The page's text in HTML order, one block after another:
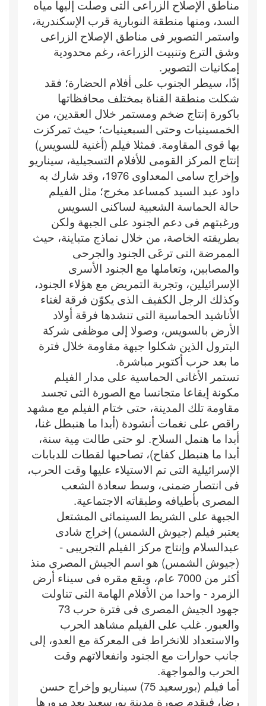
مناطق الإصلاح الزراعى التى وصلت إليها مياه
السد، ومنها منطقة النوبارية قرب الإسكندرية،
واستمر التصوير فى مناطق الإصلاح الزراعى
وشق الترع وتنبيت الزراعة، رغم محدودية
إمكانيات التصوير.
إذًا، سيطر الجنوب على أفلام الحضارة؛ فقد
شكلت منطقة القناة بمختلف محافظاتها
باكورة إنتاج ضخم ومستمر خلال العقدين، من
الخمسينيات وحتى السبعينيات؛ حيث تمركزت
بها قوى المقاومة. فمثلا فيلم (أغنية للسويس)
إنتاج المركز القومى للأفلام التسجيلية، سيناريو
وإخراج سامى المعداوى 1976، وقد شارك به
داود عبد السيد كمساعد مخرج؛ مثل الفيلم
حالة الحماسة الشعبية لساكنى السويس
ورغبتهم فى دعم الجنود على الجبهة ولكن
بطريقته الخاصة، من خلال نماذج متباينة، حيث
الممرضة التى ترعَى الجنود والجرحى
والمصابين، وتعاملها مع الجنود الأسرى
الإسرائيلين، وتجربة التمريض مع هؤلاء الجنود،
وكذلك الرجل الكفيف الذى يكوّن فرقة لغناء
الأناشيد الحماسية التى تنشدها فرقة أولاد
الأرض بالسويس، وصولا إلى موظفى شركة
البترول الذين شكلوا جبهة مقاومة خلال فترة
ما بعد حرب أكتوبر مباشرة.
تستمر الأغانى الحماسية على مدار الفيلم
مكونة إيقاعا متجانسا مع الصورة التى تجسد
مقاومة تلك المدينة، حتى ختام الفيلم مع مشهد
راقص على نغمات أنشودة (أبدا ما هنبطل غنا،
أبدا ما هنمل السلاح. لو حتى طالت مِية سنة،
أبدا ما هنبطل كفاح)، تصاحبها لقطات للدبابات
الإسرائيلية التى تم الاستيلاء عليها وقت الحرب،
فى انتصار ضمنى، وسط سعادة الشعب
المصرى بأطيافه وطبقاته الاجتماعية.
الجبهة على الشريط السينمائى المشتعل
يعتبر فيلم (جيوش الشمس) إخراج شادى
عبدالسلام وإنتاج مركز الفيلم التجريبى -
(جيوش الشمس) هو اسم الجيش المصرى منذ
أكثر من 7000 عام، ويقع مقره فى سيناء أرض
الزمرد - واحدا من الأفلام الهامة التى تناولت
جهود الجيش المصرى فى فترة حرب 73
والعبور. غلب على الفيلم مشاهد الحرب
والاستعداد للانخراط فى المعركة مع العدو، إلى
جانب حوارات مع الجنود وانفعالاتهم وقت
الحرب والمواجهة.
أما فيلم (بورسعيد 75) سيناريو وإخراج حسن
رضا، فيقدم صورة مدينة بورسعيد بعد مرورها